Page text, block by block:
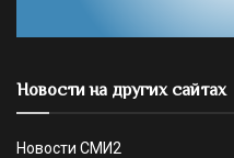
Новости на других сайтах
Новости СМИ2